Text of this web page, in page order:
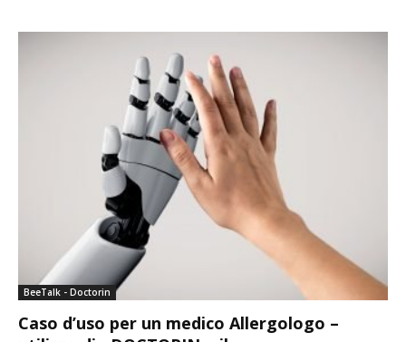
BeeTalk - Doctorin
Caso d’uso per un medico Allergologo –